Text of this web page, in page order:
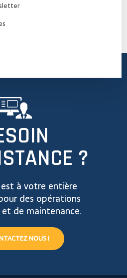
?
à votre entière
des opérations
et de maintenance.
NOUS !